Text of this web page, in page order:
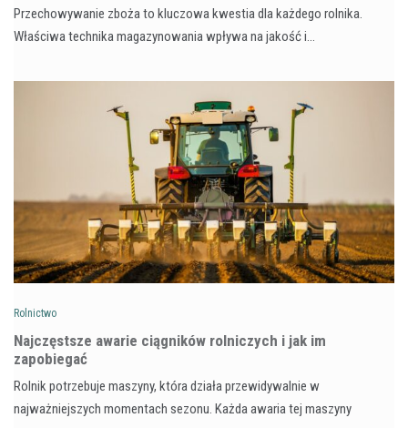
Przechowywanie zboża to kluczowa kwestia dla każdego rolnika.
Właściwa technika magazynowania wpływa na jakość i…
Rolnictwo
Najczęstsze awarie ciągników rolniczych i jak im
zapobiegać
Rolnik potrzebuje maszyny, która działa przewidywalnie w
najważniejszych momentach sezonu. Każda awaria tej maszyny